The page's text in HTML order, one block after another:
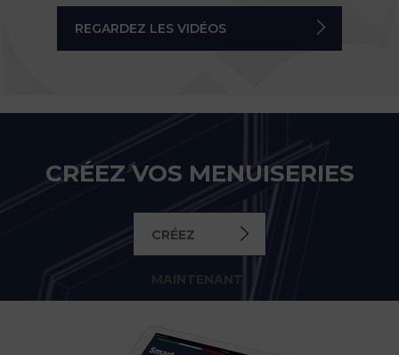
REGARDEZ LES VIDÉOS
CRÉEZ VOS MENUISERIES
CRÉEZ
MAINTENANT